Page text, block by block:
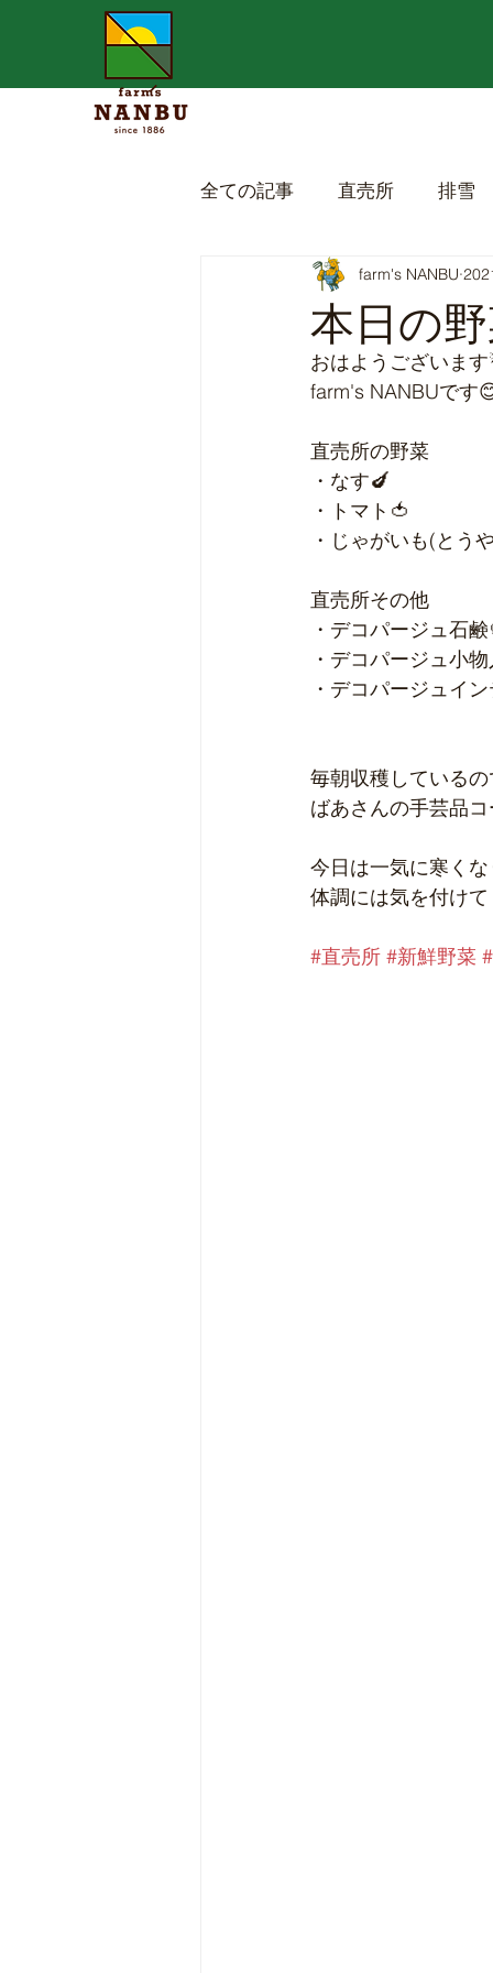
全ての記事 直売所 排雪
本日の
farm's NANBU
おはようございま
farm's NANBUです
直売所の野菜
・なす🍆
・トマト🍅
・じゃがいも(とう
直売所その他
・デコパージュ石
・デコパージュ小
・デコパージュイ
毎朝収穫している
ばあさんの手芸品
今日は一気に寒く
体調には気を付け
#直売所 #新鮮野菜